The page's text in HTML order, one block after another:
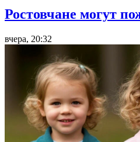
Ростовчане могут
вчера, 20:32